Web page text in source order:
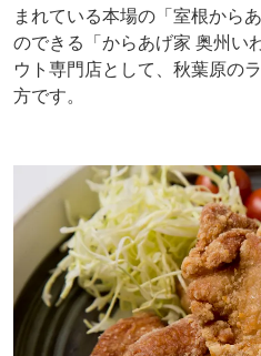
まれている本場の「室根から
のできる「からあげ家 奥州い
ウト専門店として、秋葉原の
方です。